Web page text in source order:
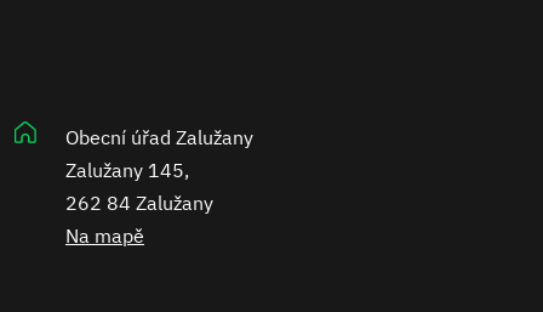
Obecní úřad Zalužany
Zalužany 145,
262 84 Zalužany
Na mapě